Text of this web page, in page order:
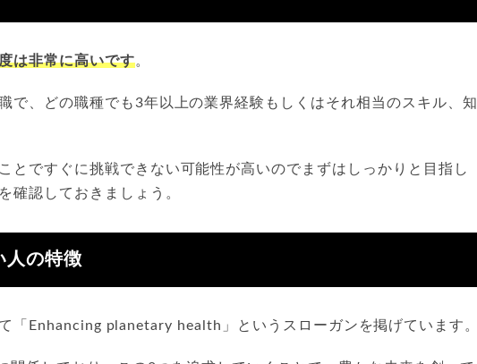
は非常に高いです。
で、どの職種でも3年以上の業界経験もしくはそれ相当のスキル、知
とですぐに挑戦できない可能性が高いのでまずはしっかりと目指し
確認しておきましょう。
人の特徴
「Enhancing planetary health」というスローガンを掲げています。